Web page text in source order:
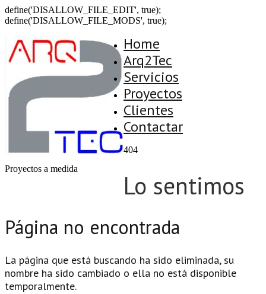
define('DISALLOW_FILE_EDIT', true);
define('DISALLOW_FILE_MODS', true);
Proyectos a medida
Home
Arq2Tec
Servicios
Proyectos
Clientes
Contactar
404
Lo sentimos
Página no encontrada
La página que está buscando ha sido eliminada, su
nombre ha sido cambiado o ella no está disponible
temporalmente.